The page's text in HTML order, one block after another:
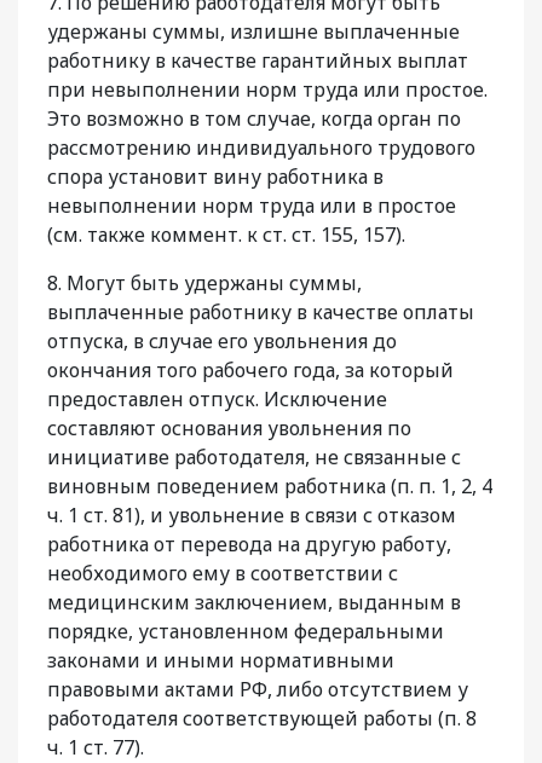
удержаны суммы, излишне выплаченные
работнику в качестве гарантийных выплат
при невыполнении норм труда или простое.
Это возможно в том случае, когда орган по
рассмотрению индивидуального трудового
спора установит вину работника в
невыполнении норм труда или в простое
(см. также коммент. к ст. ст. 155, 157).
8. Могут быть удержаны суммы,
выплаченные работнику в качестве оплаты
отпуска, в случае его увольнения до
окончания того рабочего года, за который
предоставлен отпуск. Исключение
составляют основания увольнения по
инициативе работодателя, не связанные с
виновным поведением работника (п. п. 1, 2, 4
ч. 1 ст. 81), и увольнение в связи с отказом
работника от перевода на другую работу,
необходимого ему в соответствии с
медицинским заключением, выданным в
порядке, установленном федеральными
законами и иными нормативными
правовыми актами РФ, либо отсутствием у
работодателя соответствующей работы (п. 8
ч. 1 ст. 77).